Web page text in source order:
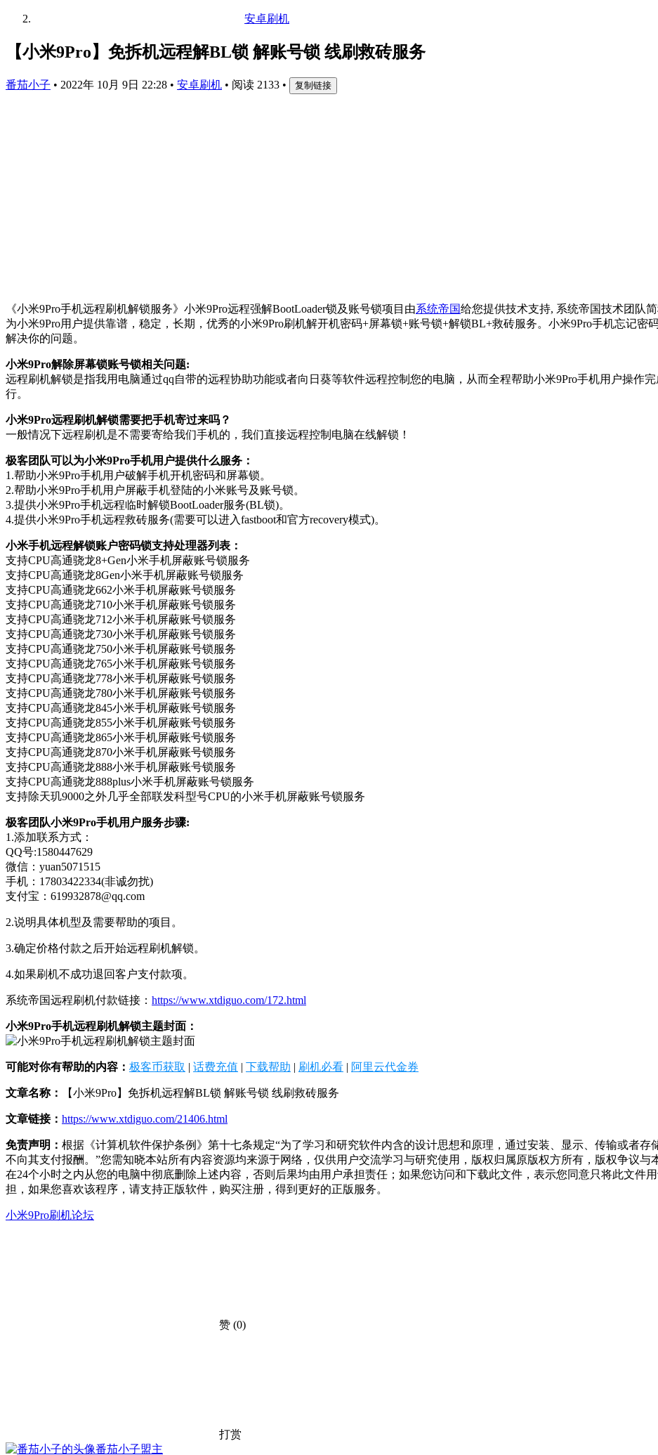
安卓刷机
【小米9Pro】免拆机远程解BL锁 解账号锁 线刷救砖服务
番茄小子 • 2022年 10月 9日 22:28 • 安卓刷机 • 阅读 2133 • 复制链接
《小米9Pro手机远程刷机解锁服务》小米9Pro远程强解BootLoader锁及账号锁项目由系统帝国给您提供技术支持, 系统帝国技术团队
为小米9Pro用户提供靠谱，稳定，长期，优秀的小米9Pro刷机解开机密码+屏幕锁+账号锁+解锁BL+救砖服务。小米9Pro手机忘记
解决你的问题。
小米9Pro解除屏幕锁账号锁相关问题:
远程刷机解锁是指我用电脑通过qq自带的远程协助功能或者向日葵等软件远程控制您的电脑，从而全程帮助小米9Pro手机用户操作
行。
小米9Pro远程刷机解锁需要把手机寄过来吗？
一般情况下远程刷机是不需要寄给我们手机的，我们直接远程控制电脑在线解锁！
极客团队可以为小米9Pro手机用户提供什么服务：
1.帮助小米9Pro手机用户破解手机开机密码和屏幕锁。
2.帮助小米9Pro手机用户屏蔽手机登陆的小米账号及账号锁。
3.提供小米9Pro手机远程临时解锁BootLoader服务(BL锁)。
4.提供小米9Pro手机远程救砖服务(需要可以进入fastboot和官方recovery模式)。
小米手机远程解锁账户密码锁支持处理器列表：
支持CPU高通骁龙8+Gen小米手机屏蔽账号锁服务
支持CPU高通骁龙8Gen小米手机屏蔽账号锁服务
支持CPU高通骁龙662小米手机屏蔽账号锁服务
支持CPU高通骁龙710小米手机屏蔽账号锁服务
支持CPU高通骁龙712小米手机屏蔽账号锁服务
支持CPU高通骁龙730小米手机屏蔽账号锁服务
支持CPU高通骁龙750小米手机屏蔽账号锁服务
支持CPU高通骁龙765小米手机屏蔽账号锁服务
支持CPU高通骁龙778小米手机屏蔽账号锁服务
支持CPU高通骁龙780小米手机屏蔽账号锁服务
支持CPU高通骁龙845小米手机屏蔽账号锁服务
支持CPU高通骁龙855小米手机屏蔽账号锁服务
支持CPU高通骁龙865小米手机屏蔽账号锁服务
支持CPU高通骁龙870小米手机屏蔽账号锁服务
支持CPU高通骁龙888小米手机屏蔽账号锁服务
支持CPU高通骁龙888plus小米手机屏蔽账号锁服务
支持除天玑9000之外几乎全部联发科型号CPU的小米手机屏蔽账号锁服务
极客团队小米9Pro手机用户服务步骤:
1.添加联系方式：
QQ号:1580447629
微信：yuan5071515
手机：17803422334(非诚勿扰)
支付宝：619932878@qq.com
2.说明具体机型及需要帮助的项目。
3.确定价格付款之后开始远程刷机解锁。
4.如果刷机不成功退回客户支付款项。
系统帝国远程刷机付款链接： https://www.xtdiguo.com/172.html
小米9Pro手机远程刷机解锁主题封面：
可能对你有帮助的内容： 极客币获取 | 话费充值 | 下载帮助 | 刷机必看 | 阿里云代金券
文章名称： 【小米9Pro】免拆机远程解BL锁 解账号锁 线刷救砖服务
文章链接： https://www.xtdiguo.com/21406.html
免责声明： 根据《计算机软件保护条例》第十七条规定“为了学习和研究软件内含的设计思想和原理，通过安装、显示、传输或者存
不向其支付报酬。”您需知晓本站所有内容资源均来源于网络，仅供用户交流学习与研究使用，版权归属原版权方所有，版权争议
在24个小时之内从您的电脑中彻底删除上述内容，否则后果均由用户承担责任；如果您访问和下载此文件，表示您同意只将此文件
担，如果您喜欢该程序，请支持正版软件，购买注册，得到更好的正版服务。
小米9Pro刷机论坛
赞 (0)
打赏
番茄小子盟主